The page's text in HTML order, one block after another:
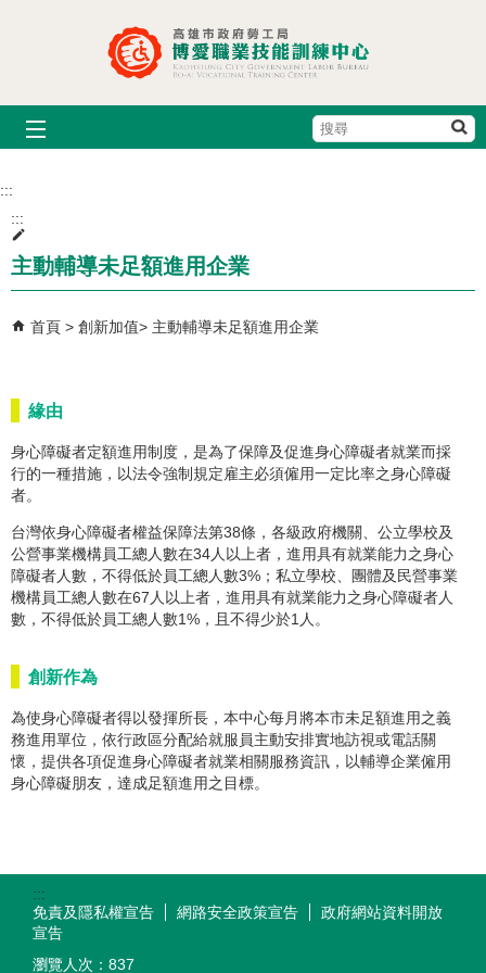
搜
尋
:::
:::
主動輔導未足額進用企業
首頁 創新加值 主動輔導未足額進用企業
緣由
身心障礙者定額進用制度，是為了保障及促進身心障礙者就業而採
行的一種措施，以法令強制規定雇主必須僱用一定比率之身心障礙
者。
台灣依身心障礙者權益保障法第38條，各級政府機關、公立學校及
公營事業機構員工總人數在34人以上者，進用具有就業能力之身心
障礙者人數，不得低於員工總人數3%；私立學校、團體及民營事業
機構員工總人數在67人以上者，進用具有就業能力之身心障礙者人
數，不得低於員工總人數1%，且不得少於1人。
創新作為
為使身心障礙者得以發揮所長，本中心每月將本市未足額進用之義
務進用單位，依行政區分配給就服員主動安排實地訪視或電話關
懷，提供各項促進身心障礙者就業相關服務資訊，以輔導企業僱用
身心障礙朋友，達成足額進用之目標。
:::
免責及隱私權宣告
網路安全政策宣告
政府網站資料開放
宣告
瀏覽人次： 837